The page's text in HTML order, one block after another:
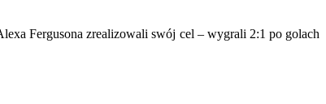
Fergusona zrealizowali swój cel – wygrali 2:1 po golach